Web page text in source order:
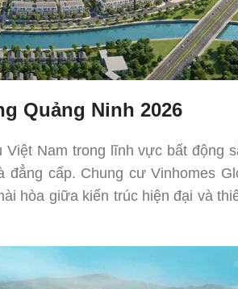
Quảng Ninh 2026
Nam trong lĩnh vực bất động
cấp. Chung cư Vinhomes
hòa giữa kiến trúc hiện đại và